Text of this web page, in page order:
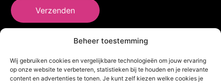
Beheer toestemming
Wij gebruiken cookies en vergelijkbare technologieën om jouw ervaring
op onze website te verbeteren, statistieken bij te houden en je relevante
content en advertenties te tonen. Je kunt zelf kiezen welke cookies je
Verzenden